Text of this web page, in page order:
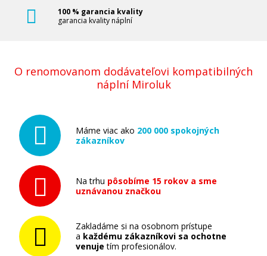
100 % garancia kvality
garancia kvality náplní
O renomovanom dodávateľovi kompatibilných
náplní Miroluk
Máme viac ako 200 000 spokojných
zákazníkov
Na trhu pôsobíme 15 rokov a sme
uznávanou značkou
Zakladáme si na osobnom prístupe
a každému zákazníkovi sa ochotne
venuje tím profesionálov.